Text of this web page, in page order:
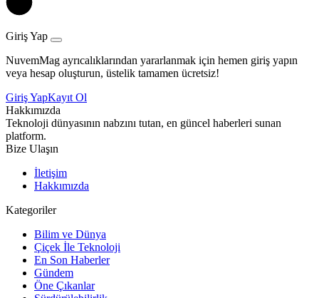
Giriş Yap
NuvemMag ayrıcalıklarından yararlanmak için hemen giriş yapın
veya hesap oluşturun, üstelik tamamen ücretsiz!
Giriş YapKayıt Ol
Hakkımızda
Teknoloji dünyasının nabzını tutan, en güncel haberleri sunan
platform.
Bize Ulaşın
İletişim
Hakkımızda
Kategoriler
Bilim ve Dünya
Çiçek İle Teknoloji
En Son Haberler
Gündem
Öne Çıkanlar